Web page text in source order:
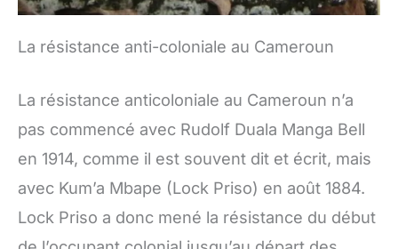
La résistance anti-coloniale au Cameroun
La résistance anticoloniale au Cameroun n’a
pas commencé avec Rudolf Duala Manga Bell
en 1914, comme il est souvent dit et écrit, mais
avec Kum’a Mbape (Lock Priso) en août 1884.
Lock Priso a donc mené la résistance du début